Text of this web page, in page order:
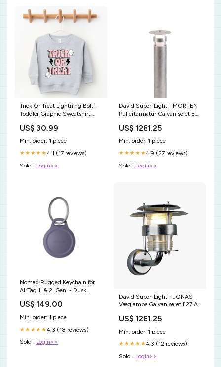
Trick Or Treat Lightning Bolt -
Toddler Graphic Sweatshirt
US$ 30.99
Min. order: 1 piece
★★★★★4.1 (17 reviews)
Sold : Login>>
David Super-Light - MORTEN
Pullertarmatur Galvaniseret E27
US$ 1281.25
Min. order: 1 piece
★★★★★4.9 (27 reviews)
Sold : Login>>
Nomad Rugged Keychain för
AirTag 1. & 2. Gen. - Dusk
US$ 149.00
Min. order: 1 piece
★★★★★4.3 (18 reviews)
Sold : Login>>
David Super-Light - JONAS
Væglampe Galvaniseret E27 AJ
Arne Jacobsen
US$ 1281.25
Min. order: 1 piece
★★★★★4.3 (12 reviews)
Sold : Login>>